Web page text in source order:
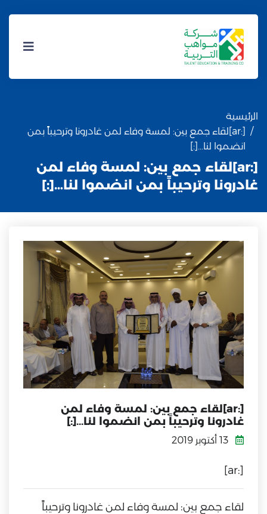
الرئيسية
[:ar]لقاء جمع بين: لمسة وفاء لمن غادرونا وترحيباً بمن
انضموا لنا…[:]
[:ar]لقاء جمع بين: لمسة وفاء لمن
غادرونا وترحيباً بمن انضموا لنا…[:]
[:ar]لقاء جمع بين: لمسة وفاء لمن
غادرونا وترحيباً بمن انضموا لنا…[:]
[:ar]
لقاء جمع بين: لمسة وفاء لمن غادرونا وترحيباً